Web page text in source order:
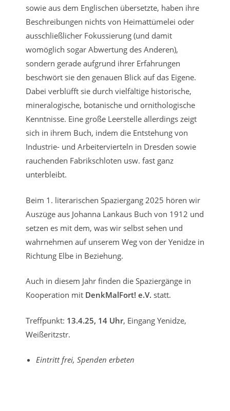
sowie aus dem Englischen übersetzte, haben ihre
Beschreibungen nichts von Heimattümelei oder
ausschließlicher Fokussierung (und damit
womöglich sogar Abwertung des Anderen),
sondern gerade aufgrund ihrer Erfahrungen
beschwört sie den genauen Blick auf das Eigene.
Dabei verblüfft sie durch vielfältige historische,
mineralogische, botanische und ornithologische
Kenntnisse. Eine große Leerstelle allerdings zeigt
sich in ihrem Buch, indem die Entstehung von
Industrie- und Arbeitervierteln in Dresden sowie
rauchenden Fabrikschloten usw. fast ganz
unterbleibt.
Beim 1. literarischen Spaziergang 2025 hören wir
Auszüge aus Johanna Lankaus Buch von 1912 und
setzen es mit dem, was wir selbst sehen und
wahrnehmen auf unserem Weg von der Yenidze in
Richtung Elbe in Beziehung.
Auch in diesem Jahr finden die Spaziergänge in
Kooperation mit DenkMalFort! e.V. statt.
Treffpunkt: 13.4.25, 14 Uhr, Eingang Yenidze,
Weißeritzstr.
Eintritt frei, Spenden erbeten